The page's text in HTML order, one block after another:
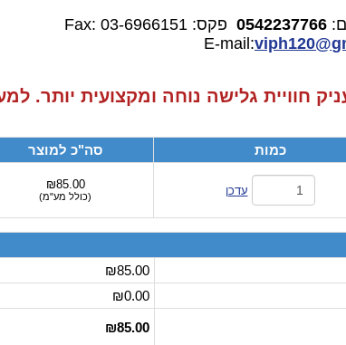
0542237766 פקס: 03-6966151
Fax:
viph120@
חוויית גלישה נוחה ומקצועית יותר.
כמות סה"כ למוצר
עדכן ₪85.00
(כולל מע"מ)
₪85.00
₪0.00
₪85.00